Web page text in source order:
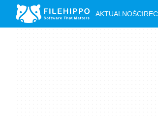
AKTUALNOŚCI